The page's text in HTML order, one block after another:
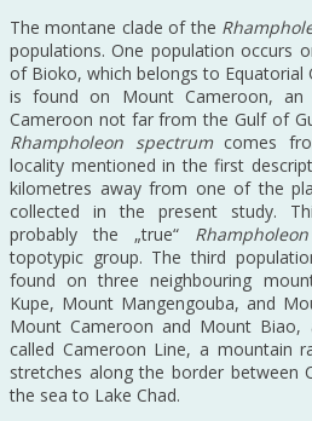
The montane clade of the
populations. One population occurs
of Bioko, which belongs to Equatorial
is found on Mount Cameroon, an
Cameroon not far from the Gulf of
Rhampholeon spectrumcomes
locality mentioned in the first
kilometres away from one of the
collected in the present study.
probably the „true“
topotypic group. The third
found on three neighbouring
Kupe, Mount Mangengouba, and
Mount Cameroon and Mount
called Cameroon Line, a mountain
stretches along the border between
the sea to Lake Chad.